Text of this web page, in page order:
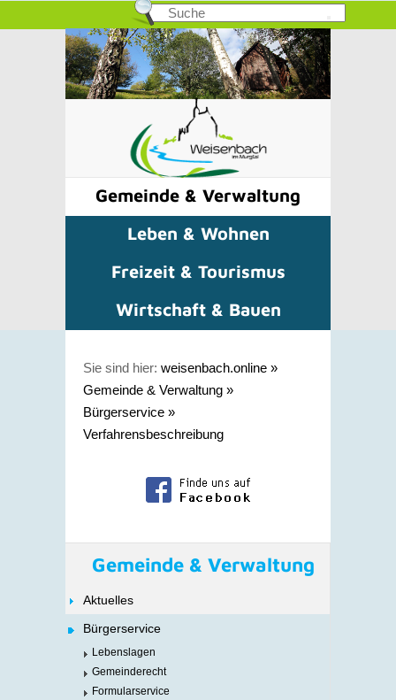
Gemeinde & Verwaltung
Leben & Wohnen
Freizeit & Tourismus
Wirtschaft & Bauen
Sie sind hier: weisenbach.online »
Gemeinde & Verwaltung »
Bürgerservice »
Verfahrensbeschreibung
Gemeinde & Verwaltung
Aktuelles
Bürgerservice
Lebenslagen
Gemeinderecht
Formularservice